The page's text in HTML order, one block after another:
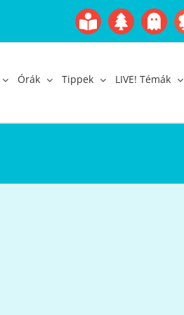
Boofairy
Gyerekangol
Advent
Órák Tippek LIVE! Témák